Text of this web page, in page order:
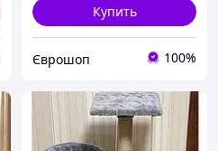
Купить
Єврошоп 100%